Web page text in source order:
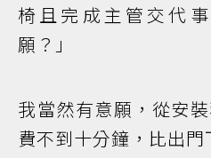
椅且完成主管交代
願？」
我當然有意願，從安
費不到十分鐘，比出門